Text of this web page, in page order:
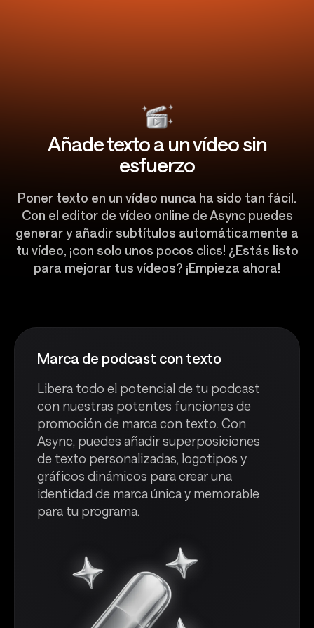
Añade texto a un vídeo sin
esfuerzo
Poner texto en un vídeo nunca ha sido tan fácil.
Con el editor de vídeo online de Async puedes
generar y añadir subtítulos automáticamente a
tu vídeo, ¡con solo unos pocos clics! ¿Estás listo
para mejorar tus vídeos? ¡Empieza ahora!
Marca de podcast con texto
Libera todo el potencial de tu podcast
con nuestras potentes funciones de
promoción de marca con texto. Con
Async, puedes añadir superposiciones
de texto personalizadas, logotipos y
gráficos dinámicos para crear una
identidad de marca única y memorable
para tu programa.